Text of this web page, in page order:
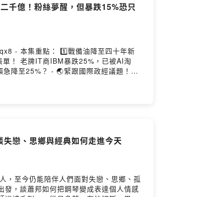
千億！粉絲夢醒，但暴跌15%恐只
- 本集重點： 1️⃣戰備油降至四十年新
！ 老牌IT商IBM暴跌25%，已被AI淘
降至25%？ - 🌏緊跟國際政經議題！快
- 主持人：財經記者 林彥呈 與談
戀、思鄉與經典如何走進今天
，至今仍能陪伴人們面對失戀、思鄉、孤